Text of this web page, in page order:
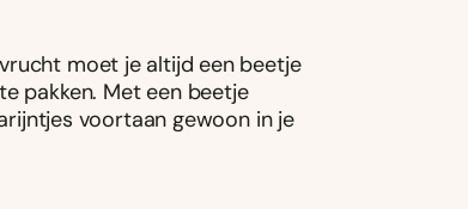
moet je altijd een beetje
pakken. Met een beetje
voortaan gewoon in je